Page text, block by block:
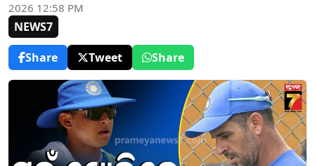
2026 12:58 PM
NEWS7
Share
Tweet Share